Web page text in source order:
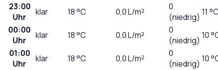
23:00
Uhr
klar 18°C 0,0L/m²
0
(niedrig) 11
00:00
Uhr
klar 18°C 0,0L/m²
0
(niedrig) 10
01:00
Uhr
klar 18°C 0,0L/m²
0
(niedrig) 10